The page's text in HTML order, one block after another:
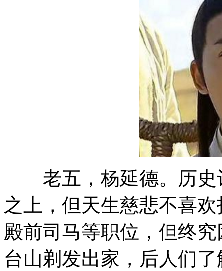
老五，杨延德。历史
之上，但天生慈悲不喜
殿前司马等职位，但终
台山剃发出家，后人们